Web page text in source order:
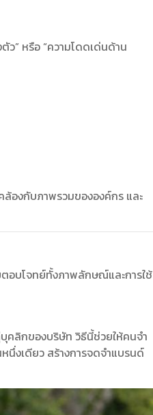
ว” หรือ “ความโดดเด่นด้าน
ล้องกับภาพรวมขององค์กร และ
อบโจทย์ทั้งภาพลักษณ์และการใช้
คลิกของบริษัท วิธีนี้ช่วยให้คนจำ
นึ่งเดียว สร้างการจดจำแบรนด์